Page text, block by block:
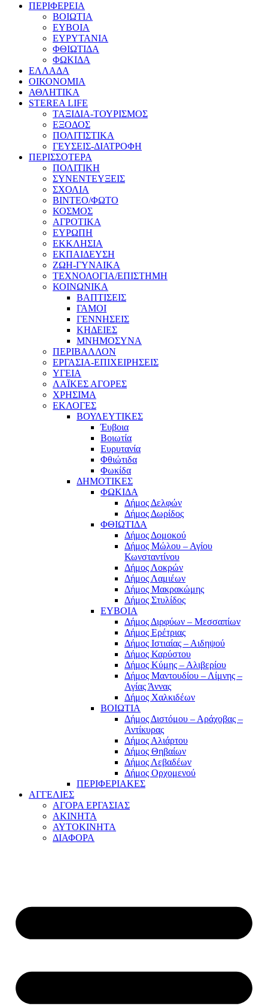
ΠΕΡΙΦΕΡΕΙΑ
ΒΟΙΩΤΙΑ
ΕΥΒΟΙΑ
ΕΥΡΥΤΑΝΙΑ
ΦΘΙΩΤΙΔΑ
ΦΩΚΙΔΑ
ΕΛΛΑΔΑ
ΟΙΚΟΝΟΜΙΑ
ΑΘΛΗΤΙΚΑ
STEREA LIFE
ΤΑΞΙΔΙΑ-ΤΟΥΡΙΣΜΟΣ
ΕΞΟΔΟΣ
ΠΟΛΙΤΙΣΤΙΚΑ
ΓΕΥΣΕΙΣ-ΔΙΑΤΡΟΦΗ
ΠΕΡΙΣΣΟΤΕΡΑ
ΠΟΛΙΤΙΚΗ
ΣΥΝΕΝΤΕΥΞΕΙΣ
ΣΧΟΛΙΑ
ΒΙΝΤΕΟ/ΦΩΤΟ
ΚΟΣΜΟΣ
ΑΓΡΟΤΙΚΑ
ΕΥΡΩΠΗ
ΕΚΚΛΗΣΙΑ
ΕΚΠΑΙΔΕΥΣΗ
ΖΩΗ-ΓΥΝΑΙΚΑ
ΤΕΧΝΟΛΟΓΙΑ/ΕΠΙΣΤΗΜΗ
ΚΟΙΝΩΝΙΚΑ
ΒΑΠΤΙΣΕΙΣ
ΓΑΜΟΙ
ΓΕΝΝΗΣΕΙΣ
ΚΗΔΕΙΕΣ
ΜΝΗΜΟΣΥΝΑ
ΠΕΡΙΒΑΛΛΟΝ
ΕΡΓΑΣΙΑ-ΕΠΙΧΕΙΡΗΣΕΙΣ
ΥΓΕΙΑ
ΛΑΪΚΕΣ ΑΓΟΡΕΣ
ΧΡΗΣΙΜΑ
ΕΚΛΟΓΕΣ
ΒΟΥΛΕΥΤΙΚΕΣ
Έυβοια
Βοιωτία
Ευρυτανία
Φθιώτιδα
Φωκίδα
ΔΗΜΟΤΙΚΕΣ
ΦΩΚΙΔΑ
Δήμος Δελφών
Δήμος Δωρίδος
ΦΘΙΩΤΙΔΑ
Δήμος Δομοκού
Δήμος Μώλου – Αγίου
Κωνσταντίνου
Δήμος Λοκρών
Δήμος Λαμιέων
Δήμος Μακρακώμης
Δήμος Στυλίδος
ΕΥΒΟΙΑ
Δήμος Διρφύων – Μεσσαπίων
Δήμος Ερέτριας
Δήμος Ιστιαίας – Αιδηψού
Δήμος Καρύστου
Δήμος Κύμης – Αλιβερίου
Δήμος Μαντουδίου – Λίμνης –
Αγίας Άννας
Δήμος Χαλκιδέων
ΒΟΙΩΤΙΑ
Δήμος Διστόμου – Αράχοβας –
Αντίκυρας
Δήμος Αλιάρτου
Δήμος Θηβαίων
Δήμος Λεβαδέων
Δήμος Ορχομενού
ΠΕΡΙΦΕΡΙΑΚΕΣ
ΑΓΓΕΛΙΕΣ
ΑΓΟΡΑ ΕΡΓΑΣΙΑΣ
ΑΚΙΝΗΤΑ
ΑΥΤΟΚΙΝΗΤΑ
ΔΙΑΦΟΡΑ